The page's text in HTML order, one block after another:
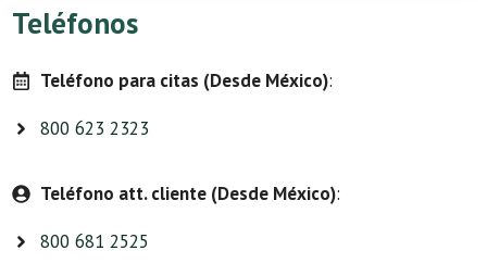
Teléfonos
Teléfono para citas (Desde México):
800 623 2323
Teléfono att. cliente (Desde México):
800 681 2525